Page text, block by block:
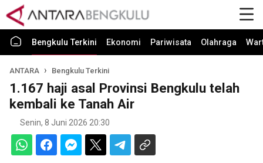
Bengkulu Terkini Ekonomi Pariwisata Olahraga
ANTARA Bengkulu Terkini
1.167 haji asal Provinsi Bengkulu telah
kembali ke Tanah Air
Senin, 8 Juni 2026 20:30